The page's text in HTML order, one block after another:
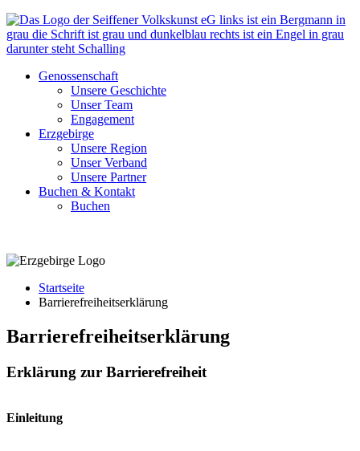
Genossenschaft
Unsere Geschichte
Unser Team
Engagement
Erzgebirge
Unsere Region
Unser Verband
Unsere Partner
Buchen & Kontakt
Buchen
Startseite
Barrierefreiheitserklärung
Barrierefreiheitserklärung
Erklärung zur Barrierefreiheit
Einleitung